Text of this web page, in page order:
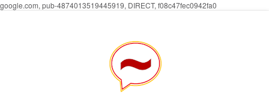
google.com, pub-4874013519445919, DIRECT, f08c47fec0942fa0